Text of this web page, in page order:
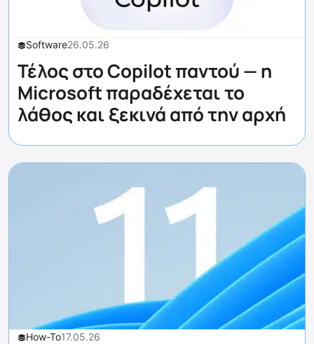
Software26.05.26
Τέλος στο Copilot παντού — η
Microsoft παραδέχεται το
λάθος και ξεκινά από την αρχή
How-To17.05.26